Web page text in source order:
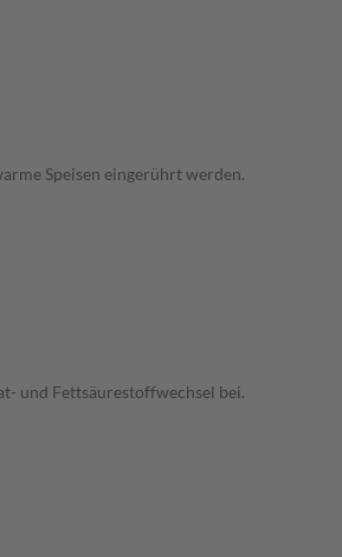
Speisen eingerührt werden.
und Fettsäurestoffwechsel bei.